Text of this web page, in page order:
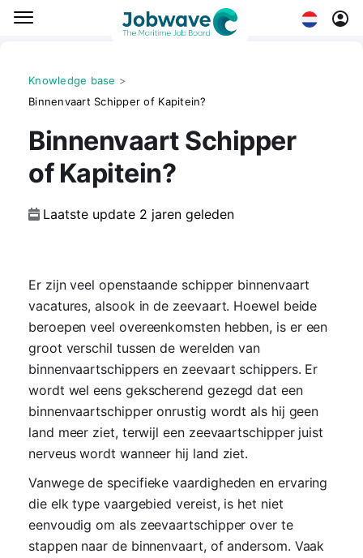
Knowledge base >
Binnenvaart Schipper of Kapitein?
Binnenvaart Schipper
of Kapitein?
Laatste update 2 jaren geleden
Er zijn veel openstaande schipper binnenvaart
vacatures, alsook in de zeevaart. Hoewel beide
beroepen veel overeenkomsten hebben, is er een
groot verschil tussen de werelden van
binnenvaartschippers en zeevaart schippers. Er
wordt wel eens gekscherend gezegd dat een
binnenvaartschipper onrustig wordt als hij geen
land meer ziet, terwijl een zeevaartschipper juist
nerveus wordt wanneer hij land ziet.
Vanwege de specifieke vaardigheden en ervaring
die elk type vaargebied vereist, is het niet
eenvoudig om als zeevaartschipper over te
stappen naar de binnenvaart, of andersom. Vaak